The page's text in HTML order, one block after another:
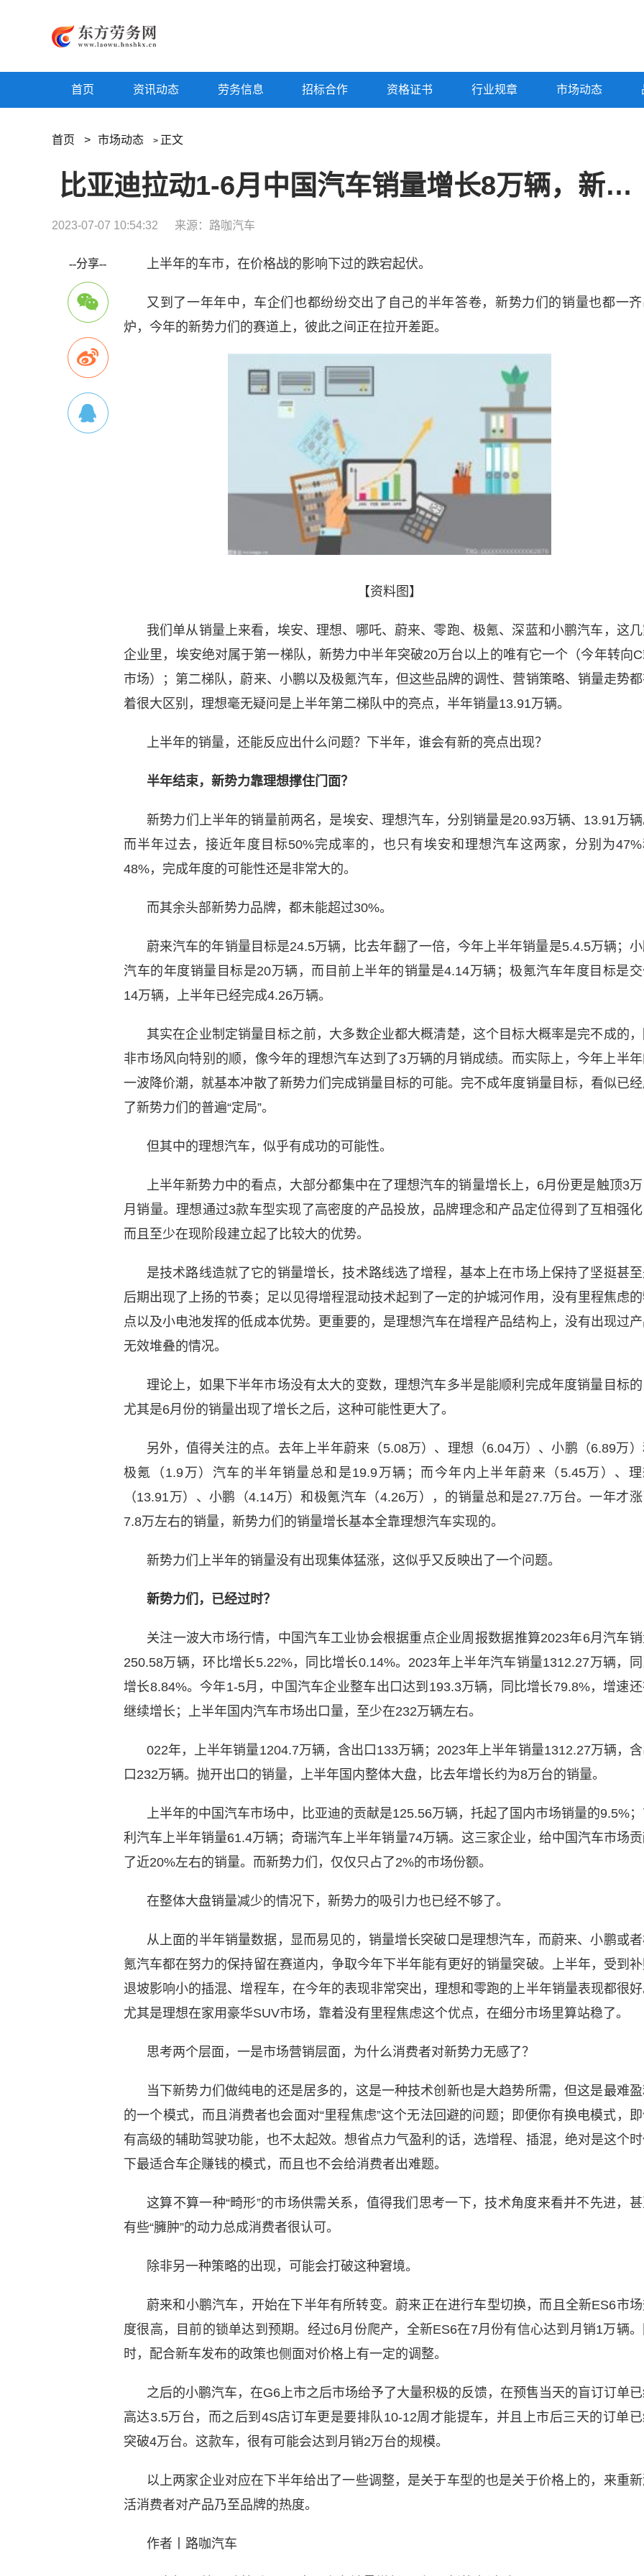
首页 资讯动态 劳务信息 招标合作 资格证书 行业规章 市场动态
首页 > 市场动态 > 正文
比亚迪拉动1-6月中国汽车销量增长8万辆，新势力过时了？
2023-07-07 10:54:32 来源：路咖汽车
--分享-- 上半年的车市，在价格战的影响下过的跌宕起伏。
又到了一年年中，车企们也都纷纷交出了自己的半年答卷，新势力们的销量也都一齐
炉，今年的新势力们的赛道上，彼此之间正在拉开差距。
【资料图】
我们单从销量上来看，埃安、理想、哪吒、蔚来、零跑、极氪、深蓝和小鹏汽车，这
企业里，埃安绝对属于第一梯队，新势力中半年突破20万台以上的唯有它一个（今年转向
市场）；第二梯队，蔚来、小鹏以及极氪汽车，但这些品牌的调性、营销策略、销量走势
着很大区别，理想毫无疑问是上半年第二梯队中的亮点，半年销量13.91万辆。
上半年的销量，还能反应出什么问题？下半年，谁会有新的亮点出现？
半年结束，新势力靠理想撑住门面？
新势力们上半年的销量前两名，是埃安、理想汽车，分别销量是20.93万辆、13.91万辆
而半年过去，接近年度目标50%完成率的，也只有埃安和理想汽车这两家，分别为47%
48%，完成年度的可能性还是非常大的。
而其余头部新势力品牌，都未能超过30%。
蔚来汽车的年销量目标是24.5万辆，比去年翻了一倍，今年上半年销量是5.4.5万辆；
汽车的年度销量目标是20万辆，而目前上半年的销量是4.14万辆；极氪汽车年度目标是
14万辆，上半年已经完成4.26万辆。
其实在企业制定销量目标之前，大多数企业都大概清楚，这个目标大概率是完不成的
非市场风向特别的顺，像今年的理想汽车达到了3万辆的月销成绩。而实际上，今年上半
一波降价潮，就基本冲散了新势力们完成销量目标的可能。完不成年度销量目标，看似已
了新势力们的普遍“定局”。
但其中的理想汽车，似乎有成功的可能性。
上半年新势力中的看点，大部分都集中在了理想汽车的销量增长上，6月份更是触顶3
月销量。理想通过3款车型实现了高密度的产品投放，品牌理念和产品定位得到了互相强化
而且至少在现阶段建立起了比较大的优势。
是技术路线造就了它的销量增长，技术路线选了增程，基本上在市场上保持了坚挺甚
后期出现了上扬的节奏；足以见得增程混动技术起到了一定的护城河作用，没有里程焦虑
点以及小电池发挥的低成本优势。更重要的，是理想汽车在增程产品结构上，没有出现过
无效堆叠的情况。
理论上，如果下半年市场没有太大的变数，理想汽车多半是能顺利完成年度销量目标的
尤其是6月份的销量出现了增长之后，这种可能性更大了。
另外，值得关注的点。去年上半年蔚来（5.08万）、理想（6.04万）、小鹏（6.89万）
极氪（1.9万）汽车的半年销量总和是19.9万辆；而今年内上半年蔚来（5.45万）、理
（13.91万）、小鹏（4.14万）和极氪汽车（4.26万），的销量总和是27.7万台。一年才涨
7.8万左右的销量，新势力们的销量增长基本全靠理想汽车实现的。
新势力们上半年的销量没有出现集体猛涨，这似乎又反映出了一个问题。
新势力们，已经过时？
关注一波大市场行情，中国汽车工业协会根据重点企业周报数据推算2023年6月汽车
250.58万辆，环比增长5.22%，同比增长0.14%。2023年上半年汽车销量1312.27万辆，
增长8.84%。今年1-5月，中国汽车企业整车出口达到193.3万辆，同比增长79.8%，增速
继续增长；上半年国内汽车市场出口量，至少在232万辆左右。
022年，上半年销量1204.7万辆，含出口133万辆；2023年上半年销量1312.27万辆，含
口232万辆。抛开出口的销量，上半年国内整体大盘，比去年增长约为8万台的销量。
上半年的中国汽车市场中，比亚迪的贡献是125.56万辆，托起了国内市场销量的9.5%
利汽车上半年销量61.4万辆；奇瑞汽车上半年销量74万辆。这三家企业，给中国汽车市场
了近20%左右的销量。而新势力们，仅仅只占了2%的市场份额。
在整体大盘销量减少的情况下，新势力的吸引力也已经不够了。
从上面的半年销量数据，显而易见的，销量增长突破口是理想汽车，而蔚来、小鹏或
氪汽车都在努力的保持留在赛道内，争取今年下半年能有更好的销量突破。上半年，受到
退坡影响小的插混、增程车，在今年的表现非常突出，理想和零跑的上半年销量表现都很好
尤其是理想在家用豪华SUV市场，靠着没有里程焦虑这个优点，在细分市场里算站稳了。
思考两个层面，一是市场营销层面，为什么消费者对新势力无感了？
当下新势力们做纯电的还是居多的，这是一种技术创新也是大趋势所需，但这是最难盈
的一个模式，而且消费者也会面对“里程焦虑”这个无法回避的问题；即便你有换电模式，
有高级的辅助驾驶功能，也不太起效。想省点力气盈利的话，选增程、插混，绝对是这个
下最适合车企赚钱的模式，而且也不会给消费者出难题。
这算不算一种“畸形”的市场供需关系，值得我们思考一下，技术角度来看并不先进，
有些“臃肿”的动力总成消费者很认可。
除非另一种策略的出现，可能会打破这种窘境。
蔚来和小鹏汽车，开始在下半年有所转变。蔚来正在进行车型切换，而且全新ES6市
度很高，目前的锁单达到预期。经过6月份爬产，全新ES6在7月份有信心达到月销1万辆。
时，配合新车发布的政策也侧面对价格上有一定的调整。
之后的小鹏汽车，在G6上市之后市场给予了大量积极的反馈，在预售当天的盲订订单
高达3.5万台，而之后到4S店订车更是要排队10-12周才能提车，并且上市后三天的订单
突破4万台。这款车，很有可能会达到月销2万台的规模。
以上两家企业对应在下半年给出了一些调整，是关于车型的也是关于价格上的，来重
活消费者对产品乃至品牌的热度。
作者丨路咖汽车